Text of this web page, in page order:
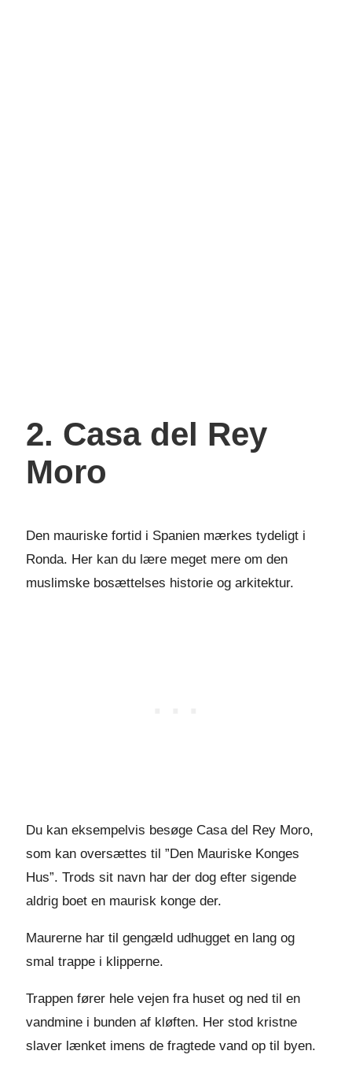
2. Casa del Rey
Moro
Den mauriske fortid i Spanien mærkes tydeligt i
Ronda. Her kan du lære meget mere om den
muslimske bosættelses historie og arkitektur.
Du kan eksempelvis besøge Casa del Rey Moro,
som kan oversættes til ”Den Mauriske Konges
Hus”. Trods sit navn har der dog efter sigende
aldrig boet en maurisk konge der.
Maurerne har til gengæld udhugget en lang og
smal trappe i klipperne.
Trappen fører hele vejen fra huset og ned til en
vandmine i bunden af kløften. Her stod kristne
slaver lænket imens de fragtede vand op til byen.